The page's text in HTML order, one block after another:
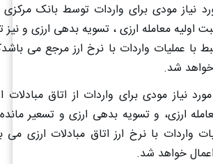
نیاز مودی برای واردات توسط بانک
اولیه معامله ارزی ، تسویه بدهی ارزی و نیز
با عملیات واردات با نرخ ارز مرجع می
شد.
نیاز مودی برای واردات از اتاق
ارزی، و تسویه بدهی ارزی و تسعیر مانده
واردات با نرخ ارز اتاق مبادلات ارزی
خواهد شد.